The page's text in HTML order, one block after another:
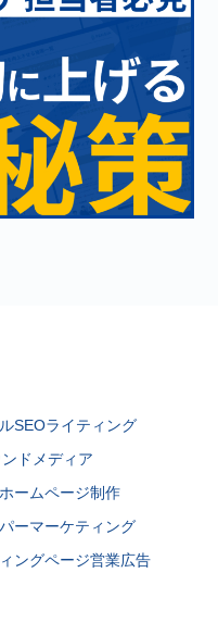
SEOライティング
ドメディア
ホームページ制作
ーマーケティング
ングページ営業広告